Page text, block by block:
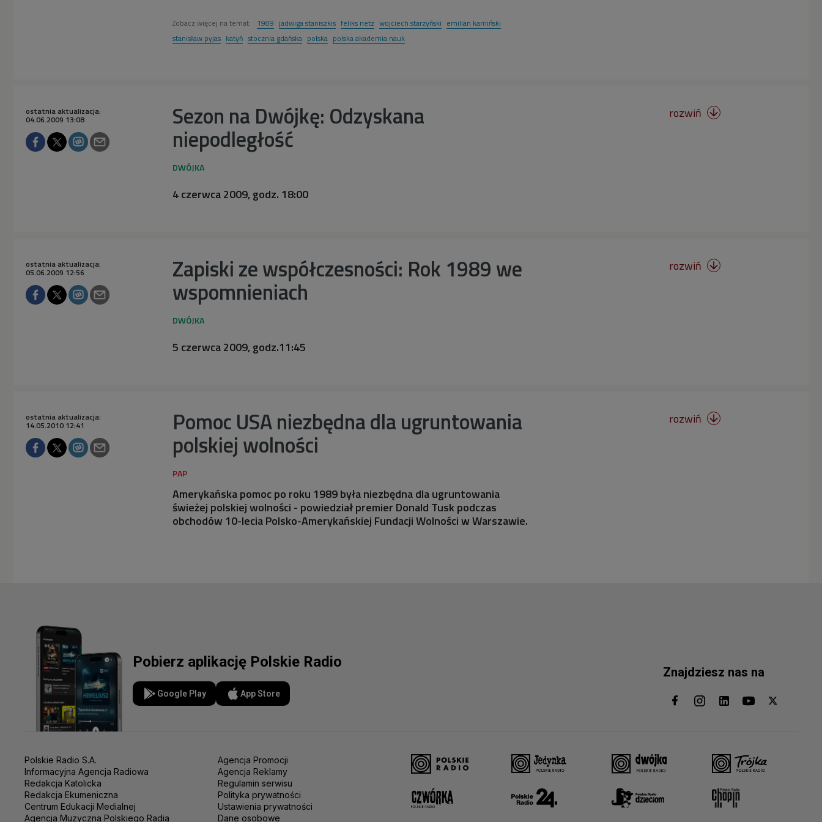
Zobacz więcej na temat: 1989 jadwiga staniszkis feliks netz wojciech starzyński emilian kamiński
stanisław pyjas katyń stocznia gdańska polska polska akademia nauk
Sezon na Dwójkę: Odzyskana
niepodległość
ostatnia aktualizacja:
04.06.2009 13:08
4 czerwca 2009, godz. 18:00
rozwiń 
Zapiski ze współczesności: Rok 1989 we
wspomnieniach
ostatnia aktualizacja:
05.06.2009 12:56
5 czerwca 2009, godz.11:45
rozwiń 
Pomoc USA niezbędna dla ugruntowania
polskiej wolności
ostatnia aktualizacja:
14.05.2010 12:41
Amerykańska pomoc po roku 1989 była niezbędna dla ugruntowania
świeżej polskiej wolności - powiedział premier Donald Tusk podczas
obchodów 10-lecia Polsko-Amerykańskiej Fundacji Wolności w Warszawie.
rozwiń 
Pobierz aplikację Polskie Radio
Google Play App Store
Znajdziesz nas na
Polskie Radio S.A.
Informacyjna Agencja Radiowa
Redakcja Katolicka
Redakcja Ekumeniczna
Centrum Edukacji Medialnej
Agencja Muzyczna Polskiego Radia
Agencja Promocji
Agencja Reklamy
Regulamin serwisu
Polityka prywatności
Ustawienia prywatności
Dane osobowe